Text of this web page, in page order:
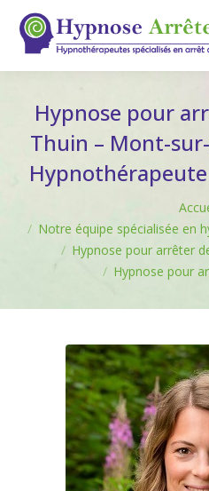
Hypnose pour
Thuin – Mont-
Notre équipe spécialisée en
Hypnose pour arrêter
Hypnose pour